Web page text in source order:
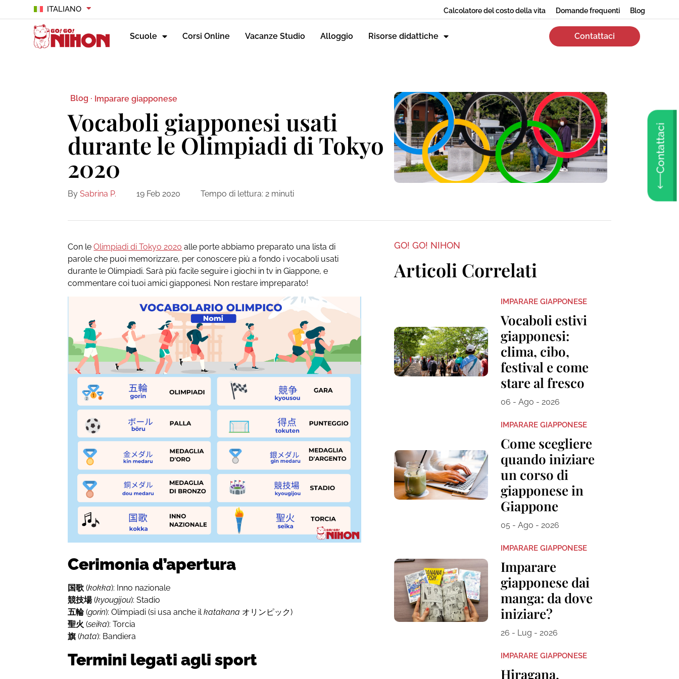
ITALIANO Calcolatore del costo della vita Domande frequenti Blog
Scuole Corsi Online Vacanze Studio Alloggio Risorse didattiche Contattaci
Contattaci
Blog · Imparare giapponese
Vocaboli giapponesi usati
durante le Olimpiadi di Tokyo
2020
By Sabrina P. 19 Feb 2020 Tempo di lettura: 2 minuti
Con leOlimpiadi di Tokyo 2020 alle porte abbiamo preparato una lista di
parole che puoi memorizzare, per conoscere più a fondo i vocaboli usati
durante le Olimpiadi. Sarà più facile seguire i giochi in tv in Giappone, e
commentare coi tuoi amici giapponesi. Non restare impreparato!
Cerimonia d’apertura
国歌 (kokka): Inno nazionale
競技場(kyougijou): Stadio
五輪(gorin): Olimpiadi (si usa anche ilkatakana オリンピック)
聖火(seika): Torcia
旗(hata): Bandiera
Termini legati agli sport
GO! GO! NIHON
Articoli Correlati
IMPARARE GIAPPONESE
Vocaboli estivi
giapponesi:
clima, cibo,
festival e come
stare al fresco
06 - Ago - 2026
IMPARARE GIAPPONESE
Come scegliere
quando iniziare
un corso di
giapponese in
Giappone
05 - Ago - 2026
IMPARARE GIAPPONESE
Imparare
giapponese dai
manga: da dove
iniziare?
26 - Lug - 2026
IMPARARE GIAPPONESE
Hiragana,